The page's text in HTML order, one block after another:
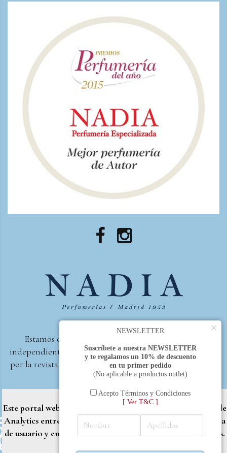
Estamos orgullosos de ser la primera perfumería
independiente de España, en recibir el premio otorgado
por la revista Beautyproof en 2015 a la mejor perfumería
de autor.
Perfumería Nadia2017 |Política de Privacidad
Este portal web utiliza cookies propias y de terceros (Google
Analytics entre otros) para brindarle una mejor experiencia
de usuario y entregar contenido adaptado a sus necesidades.
×
NEWSLETTER
Suscríbete a nuestra NEWSLETTER
y te regalamos un 10% de descuento
en tu primer pedido
(No aplicable a productos outlet)
Acepto Términos y Condiciones
[ Ver T&C ]